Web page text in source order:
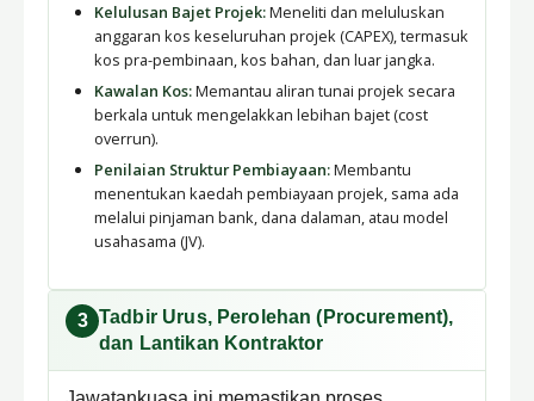
Kelulusan Bajet Projek:Meneliti dan meluluskan
anggaran kos keseluruhan projek (CAPEX), termasuk
kos pra-pembinaan, kos bahan, dan luar jangka.
Kawalan Kos:Memantau aliran tunai projek secara
berkala untuk mengelakkan lebihan bajet (cost
overrun).
Penilaian Struktur Pembiayaan:Membantu
menentukan kaedah pembiayaan projek, sama ada
melalui pinjaman bank, dana dalaman, atau model
usahasama (JV).
3 Tadbir Urus, Perolehan (Procurement),
dan Lantikan Kontraktor